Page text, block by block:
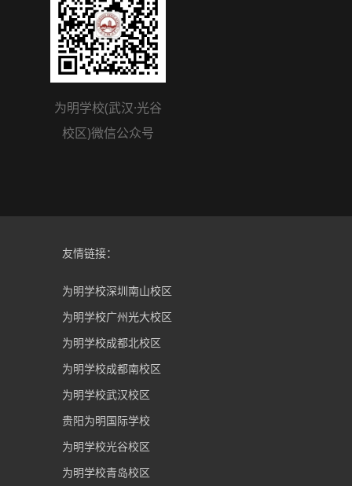
为明学校(武汉·光谷
校区)微信公众号
友情链接：
为明学校深圳南山校区
为明学校广州光大校区
为明学校成都北校区
为明学校成都南校区
为明学校武汉校区
贵阳为明国际学校
为明学校光谷校区
为明学校青岛校区